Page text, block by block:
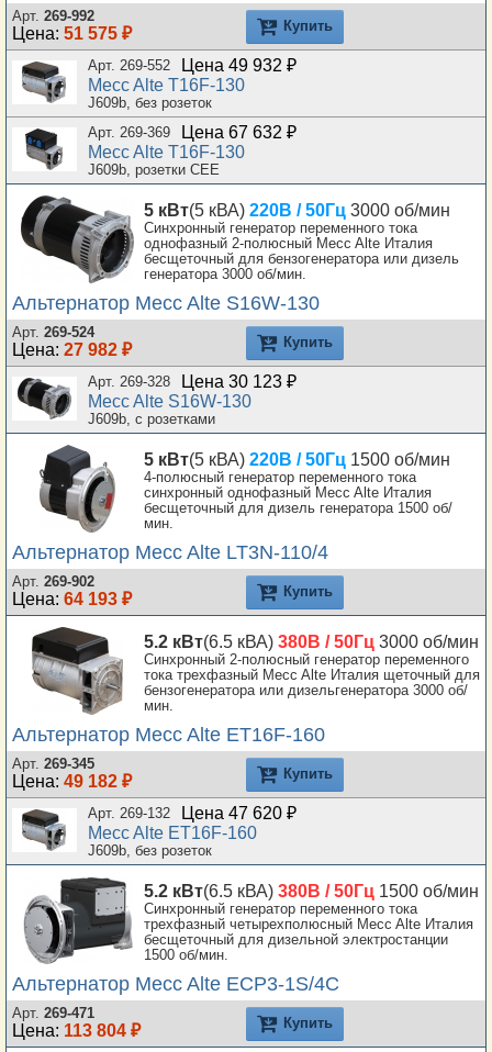
Арт. 269-992
Цена: 51 575 ₽ Купить
Арт. 269-552
Цена 49 932 ₽
Mecc Alte T16F-130
J609b, без розеток
Арт. 269-369
Цена 67 632 ₽
Mecc Alte T16F-130
J609b, розетки CEE
5 кВт(5 кВА) 220В / 50Гц 3000 об/мин
Синхронный генератор переменного тока
однофазный 2-полюсный Mecc Alte Италия
бесщеточный для бензогенератора или дизель
генератора 3000 об/мин.
Альтернатор Mecc Alte S16W-130
Арт. 269-524
Цена: 27 982 ₽ Купить
Арт. 269-328
Цена 30 123 ₽
Mecc Alte S16W-130
J609b, с розетками
5 кВт(5 кВА) 220В / 50Гц 1500 об/мин
4-полюсный генератор переменного тока
синхронный однофазный Mecc Alte Италия
бесщеточный для дизель генератора 1500 об/
мин.
Альтернатор Mecc Alte LT3N-110/4
Арт. 269-902
Цена: 64 193 ₽ Купить
5.2 кВт(6.5 кВА) 380В / 50Гц 3000 об/мин
Синхронный 2-полюсный генератор переменного
тока трехфазный Mecc Alte Италия щеточный для
бензогенератора или дизельгенератора 3000 об/
мин.
Альтернатор Mecc Alte ET16F-160
Арт. 269-345
Цена: 49 182 ₽ Купить
Арт. 269-132
Цена 47 620 ₽
Mecc Alte ET16F-160
J609b, без розеток
5.2 кВт(6.5 кВА) 380В / 50Гц 1500 об/мин
Синхронный генератор переменного тока
трехфазный четырехполюсный Mecc Alte Италия
бесщеточный для дизельной электростанции
1500 об/мин.
Альтернатор Mecc Alte ECP3-1S/4C
Арт. 269-471
Цена: 113 804 ₽ Купить